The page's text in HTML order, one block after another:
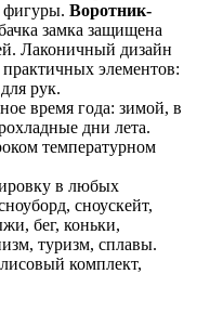
фигуры. Воротник-
замка защищена
Лаконичный дизайн
элементов:
для рук.
время года: зимой, в
дни лета.
температурном
в любых
сноускейт,
бег, коньки,
туризм, сплавы.
комплект,